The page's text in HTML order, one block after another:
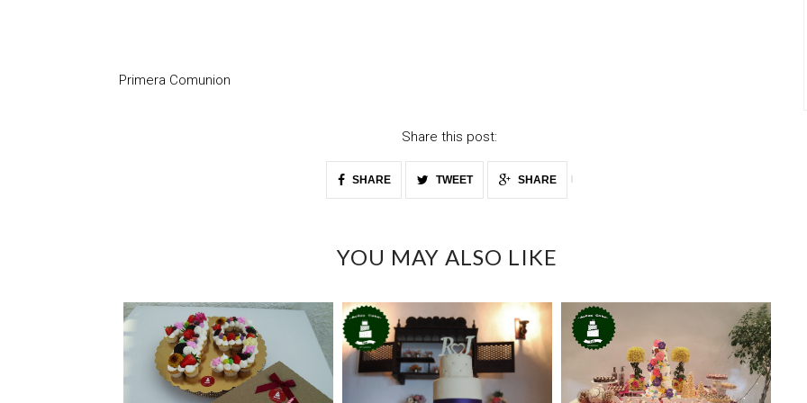
Primera Comunion
Share this post:
SHARE TWEET SHARE
YOU MAY ALSO LIKE